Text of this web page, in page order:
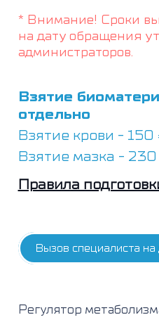
* Внимание! Сроки
на дату обращения
администраторов.
Взятие
отдельно
Взятие крови - 150
Взятие мазка -
Правила
Вызов специалиста
Регулятор